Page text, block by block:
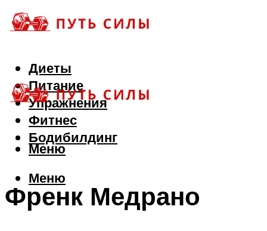
Диеты
Питание
Упражнения
Фитнес
Бодибилдинг
Меню
Меню
Френк Медрано